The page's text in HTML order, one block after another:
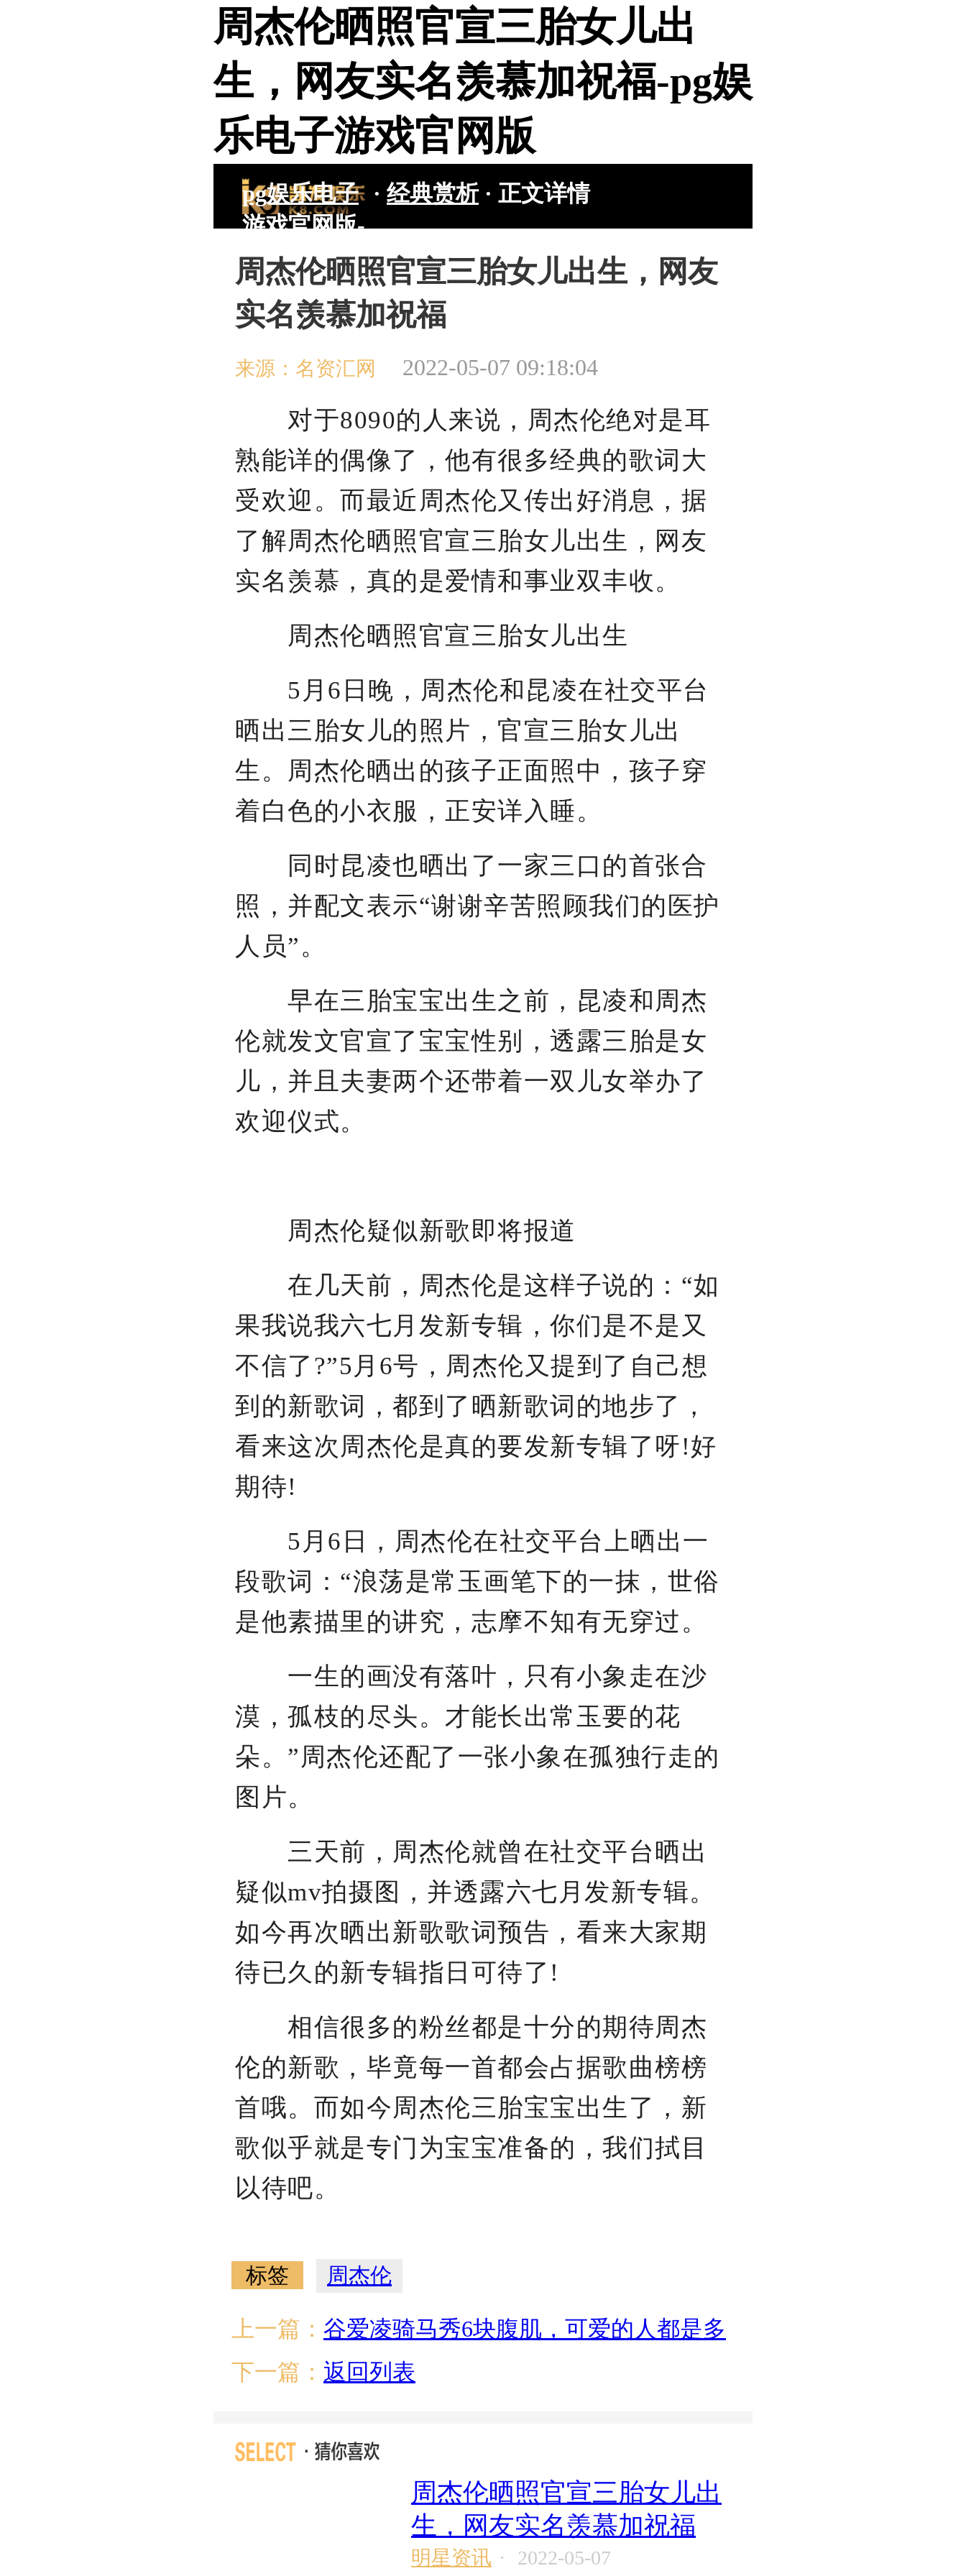
周杰伦晒照官宣三胎女儿出
生，网友实名羡慕加祝福-pg娱
乐电子游戏官网版
pg娱乐电子
游戏官网版-
pg电子游戏
入口
· 经典赏析 · 正文详情
周杰伦晒照官宣三胎女儿出生，网友
实名羡慕加祝福
来源：名资汇网 2022-05-07 09:18:04
对于8090的人来说，周杰伦绝对是耳
熟能详的偶像了，他有很多经典的歌词大
受欢迎。而最近周杰伦又传出好消息，据
了解周杰伦晒照官宣三胎女儿出生，网友
实名羡慕，真的是爱情和事业双丰收。
周杰伦晒照官宣三胎女儿出生
5月6日晚，周杰伦和昆凌在社交平台
晒出三胎女儿的照片，官宣三胎女儿出
生。周杰伦晒出的孩子正面照中，孩子穿
着白色的小衣服，正安详入睡。
同时昆凌也晒出了一家三口的首张合
照，并配文表示“谢谢辛苦照顾我们的医护
人员”。
早在三胎宝宝出生之前，昆凌和周杰
伦就发文官宣了宝宝性别，透露三胎是女
儿，并且夫妻两个还带着一双儿女举办了
欢迎仪式。
周杰伦疑似新歌即将报道
在几天前，周杰伦是这样子说的：“如
果我说我六七月发新专辑，你们是不是又
不信了?”5月6号，周杰伦又提到了自己想
到的新歌词，都到了晒新歌词的地步了，
看来这次周杰伦是真的要发新专辑了呀!好
期待!
5月6日，周杰伦在社交平台上晒出一
段歌词：“浪荡是常玉画笔下的一抹，世俗
是他素描里的讲究，志摩不知有无穿过。
一生的画没有落叶，只有小象走在沙
漠，孤枝的尽头。才能长出常玉要的花
朵。”周杰伦还配了一张小象在孤独行走的
图片。
三天前，周杰伦就曾在社交平台晒出
疑似mv拍摄图，并透露六七月发新专辑。
如今再次晒出新歌歌词预告，看来大家期
待已久的新专辑指日可待了!
相信很多的粉丝都是十分的期待周杰
伦的新歌，毕竟每一首都会占据歌曲榜榜
首哦。而如今周杰伦三胎宝宝出生了，新
歌似乎就是专门为宝宝准备的，我们拭目
以待吧。
标签 周杰伦
上一篇： 谷爱凌骑马秀6块腹肌，可爱的人都是多
才多艺
下一篇： 返回列表
周杰伦晒照官宣三胎女儿出
生，网友实名羡慕加祝福
明星资讯 · 2022-05-07